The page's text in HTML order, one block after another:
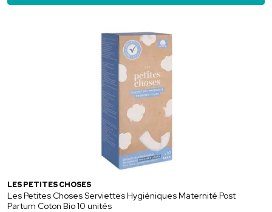
LES PETITES CHOSES
Les Petites Choses Serviettes Hygiéniques Maternité Post
Partum Coton Bio 10 unités